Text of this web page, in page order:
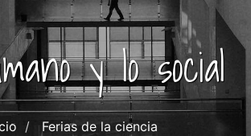
y lo social
Ferias de la ciencia